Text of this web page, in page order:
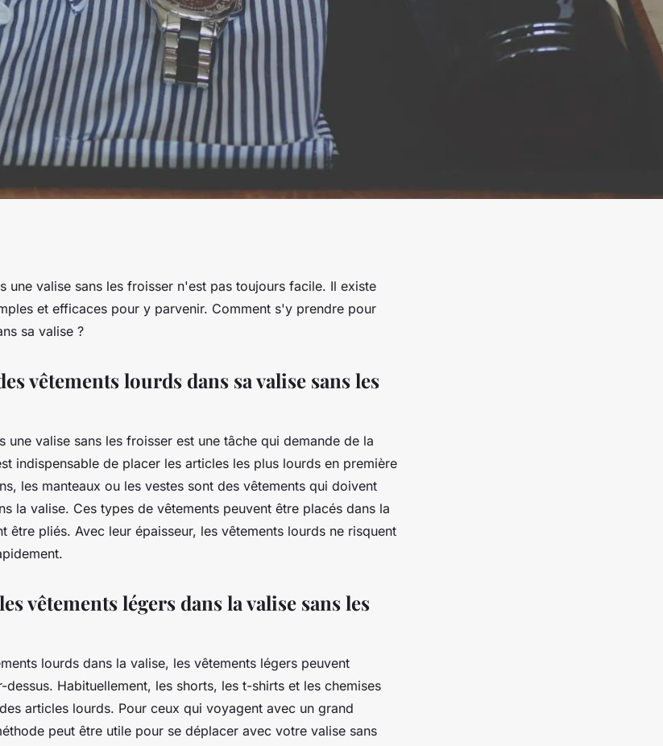
à mettre en
sans froisser
une valise sans les froisser n'est pas toujours facile. Il existe
et efficaces pour y parvenir. Comment s'y prendre pour
sa valise ?
vêtements lourds dans sa valise sans les
une valise sans les froisser est une tâche qui demande de la
indispensable de placer les articles les plus lourds en première
les manteaux ou les vestes sont des vêtements qui doivent
la valise. Ces types de vêtements peuvent être placés dans la
être pliés. Avec leur épaisseur, les vêtements lourds ne risquent
vêtements légers dans la valise sans les
lourds dans la valise, les vêtements légers peuvent
Habituellement, les shorts, les t-shirts et les chemises
articles lourds. Pour ceux qui voyagent avec un grand
peut être utile pour se déplacer avec votre valise sans